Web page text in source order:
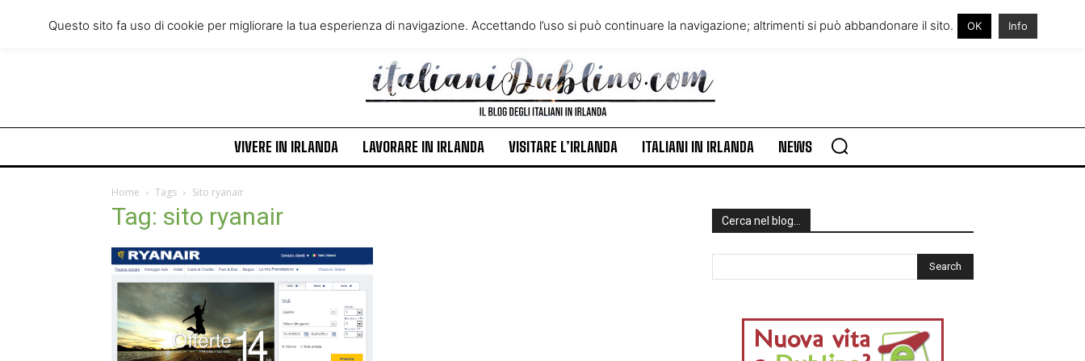
Friday, August 7, 2026 VIVERE IN IRLANDA
VISITARE L’IRLANDA
ITALIANI IN IRLANDA
NEWS
VIVERE IN IRLANDA LAVORARE IN IRLANDA VISITARE L’IRLANDA ITALIANI IN IRLANDA NEWS
Home Tags Sito ryanair
Tag: sito ryanair Cerca nel blog…
Questo sito fa uso di cookie per migliorare la tua esperienza di navigazione. Accettando l’uso si può continuare la navigazione; altrimenti si può abbandonare il sito. OK Info